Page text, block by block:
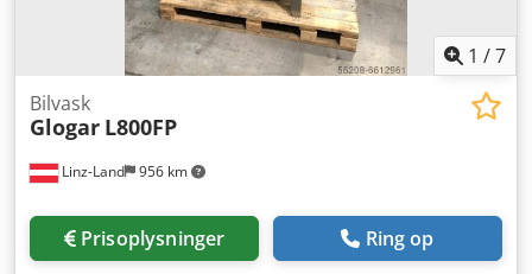
1 /7
Linz-Land 956 km
Bilvask
Glogar L800FP
Prisoplysninger Ring op